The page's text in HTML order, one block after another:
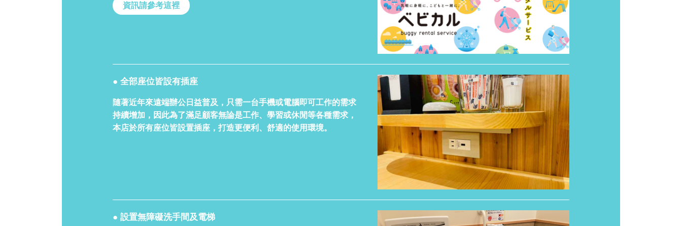
資訊請參考這裡
● 全部座位皆設有插座
隨著近年來遠端辦公日益普及，只需一台手機或電腦即可工作的需求
持續增加，因此為了滿足顧客無論是工作、學習或休閒等各種需求，
本店於所有座位皆設置插座，打造更便利、舒適的使用環境。
● 設置無障礙洗手間及電梯